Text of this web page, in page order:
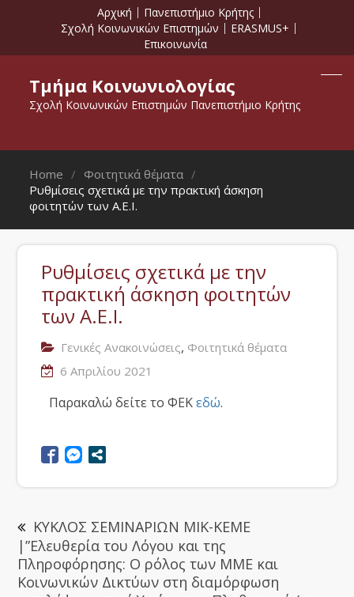
Αρχική
Πανεπιστήμιο Κρήτης
Σχολή Κοινωνικών Επιστημών
ERASMUS+
Επικοινωνία
Τμήμα Κοινωνιολογίας
Σχολή Κοινωνικών Επιστημών Πανεπιστήμιο Κρήτης
Home
Φοιτητικά θέματα
Ρυθμίσεις σχετικά με την πρακτική άσκηση
φοιτητών των Α.Ε.Ι.
Ρυθμίσεις σχετικά με την
πρακτική άσκηση φοιτητών
των Α.Ε.Ι.
Γενικές Ανακοινώσεις, Φοιτητικά θέματα
6 Απριλίου 2021
Παρακαλώ δείτε το ΦΕΚεδώ.
ΚYΚΛΟΣ ΣΕΜΙΝΑΡΙΩΝ ΜΙΚ-ΚΕΜΕ
|”Ελευθερία του Λόγου και της
Πληροφόρησης: Ο ρόλος των ΜΜΕ και
Κοινωνικών Δικτύων στη διαμόρφωση